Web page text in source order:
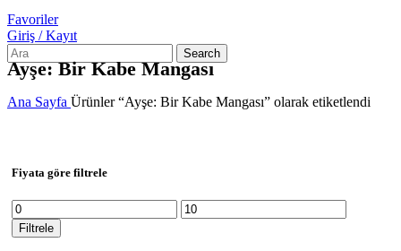
Favoriler
Giriş / Kayıt
Search
Ayşe: Bir Kabe Mangası
Ana Sayfa Ürünler “Ayşe: Bir Kabe Mangası” olarak etiketlendi
Fiyata göre filtrele
En
düşük
fiyat
En
yüksek
Filtrele